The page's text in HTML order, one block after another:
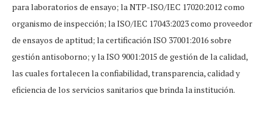
para laboratorios de ensayo; la NTP-ISO/IEC 17020:2012 como
organismo de inspección; la ISO/IEC 17043:2023 como proveedor
de ensayos de aptitud; la certificación ISO 37001:2016 sobre
gestión antisoborno; y la ISO 9001:2015 de gestión de la calidad,
las cuales fortalecen la confiabilidad, transparencia, calidad y
eficiencia de los servicios sanitarios que brinda la institución.